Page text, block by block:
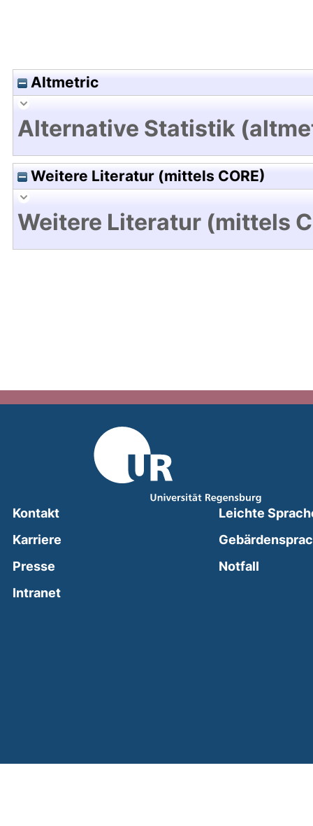
Altmetric
Alternative Statistik
Weitere Literatur (mittels CORE)
Weitere Literatur (mittels
Kontakt
Karriere
Presse
Intranet(external link, opens in a new window)
Leichte
Notfall